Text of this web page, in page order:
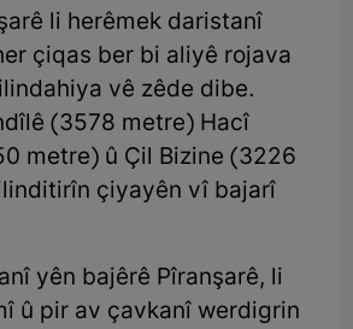
li herêmek daristanî
çiqas ber bi aliyê rojava
vê zêde dibe.
(3578 metre) Hacî
metre) û Çil Bizine (3226
çiyayên vî bajarî
yên bajêrê Pîranşarê, li
û pir av çavkanî werdigrin